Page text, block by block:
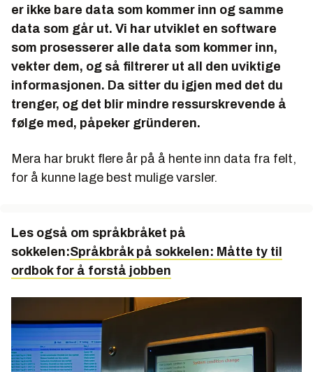
er ikke bare data som kommer inn og samme
data som går ut. Vi har utviklet en software
som prosesserer alle data som kommer inn,
vekter dem, og så filtrerer ut all den uviktige
informasjonen. Da sitter du igjen med det du
trenger, og det blir mindre ressurskrevende å
følge med, påpeker gründeren.
Mera har brukt flere år på å hente inn data fra felt,
for å kunne lage best mulige varsler.
Les også om språkbråket på
sokkelen:Språkbråk på sokkelen: Måtte ty til
ordbok for å forstå jobben